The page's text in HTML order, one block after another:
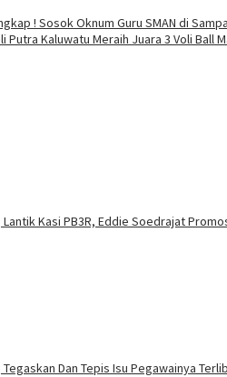
! Sosok Oknum Guru SMAN di
Putra Kaluwatu Meraih Juara 3 Voli Ball
Lantik Kasi PB3R, Eddie Soedrajat
Dan Tepis Isu Pegawainya